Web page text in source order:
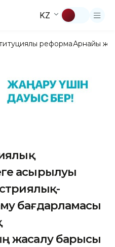
KZ
реформаАрнайы
асырылуы
бағдарламасы
жасалу барысы